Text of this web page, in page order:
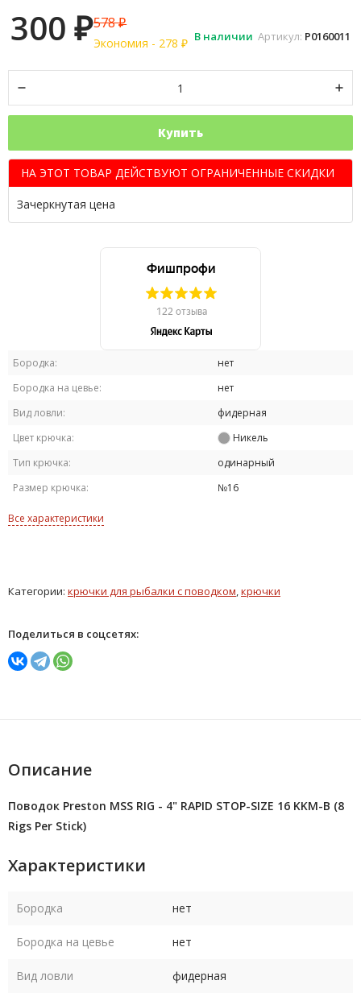
Бородка:
нет
Бородка на цевье:
нет
Вид ловли:
фидерная
Цвет крючка:
Никель
Тип крючка:
одинарный
Размер крючка:
№16
Все характеристики
Артикул: P0160011
В наличии
300₽578₽
Экономия - 278₽
Купить
НА ЭТОТ ТОВАР ДЕЙСТВУЮТ ОГРАНИЧЕННЫЕ СКИДКИ
Зачеркнутая цена
Категории: крючки для рыбалки с поводком,крючки
Поделиться в соцсетях:
Описание
Поводок Preston MSS RIG - 4" RAPID STOP-SIZE 16 KKM-B (8
Rigs Per Stick)
Характеристики
Бородка нет
Бородка на цевье нет
Вид ловли фидерная